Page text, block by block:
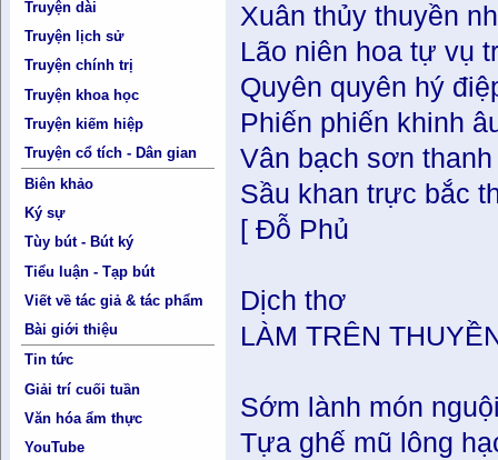
Truyện dài
Truyện lịch sử
Truyện chính trị
Truyện khoa học
Truyện kiếm hiệp
Truyện cổ tích - Dân gian
Biên khảo
Ký sự
Tùy bút - Bút ký
Tiểu luận - Tạp bút
Viết về tác giả & tác phẩm
Bài giới thiệu
Tin tức
Giải trí cuối tuần
Văn hóa ẩm thực
YouTube
Xuân thủy thuyền
Lão niên hoa tự vụ
Quyên quyên hý
Phiến phiến khinh
Vân bạch sơn
Sầu khan trực bắc
[ Đỗ Phủ
Dịch thơ
LÀM TRÊN
Sớm lành món
Tựa ghế mũ lông